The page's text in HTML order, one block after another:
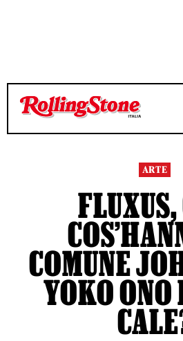
ARTE
COMUNE
YOKO ONO